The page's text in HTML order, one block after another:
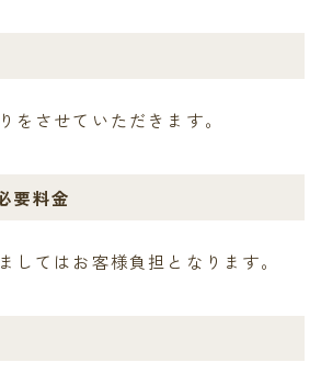
をさせていただきます。
要料金
してはお客様負担となります。